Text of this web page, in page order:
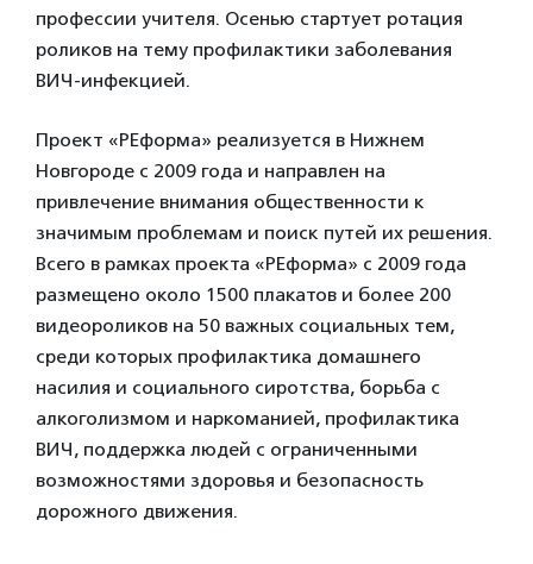
профессии учителя. Осенью стартует ротация
роликов на тему профилактики заболевания
ВИЧ-инфекцией.
Проект «РЕформа» реализуется в Нижнем
Новгороде с 2009 года и направлен на
привлечение внимания общественности к
значимым проблемам и поиск путей их решения.
Всего в рамках проекта «РЕформа» с 2009 года
размещено около 1500 плакатов и более 200
видеороликов на 50 важных социальных тем,
среди которых профилактика домашнего
насилия и социального сиротства, борьба с
алкоголизмом и наркоманией, профилактика
ВИЧ, поддержка людей с ограниченными
возможностями здоровья и безопасность
дорожного движения.